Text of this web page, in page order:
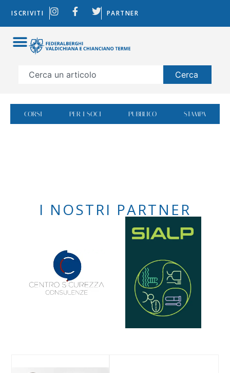
ISCRIVITI PARTNER
Cerca
CORSI PER I SOCI PUBBLICO STAMPA
I NOSTRI PARTNER